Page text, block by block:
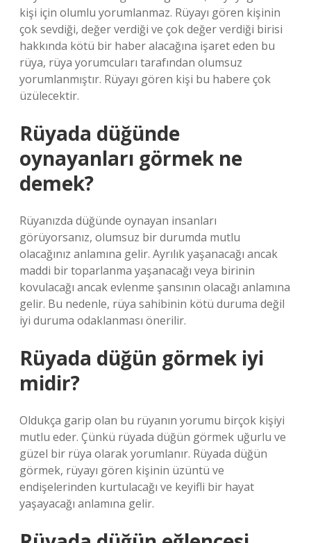
kişi için olumlu yorumlanmaz. Rüyayı gören kişinin
çok sevdiği, değer verdiği ve çok değer verdiği birisi
hakkında kötü bir haber alacağına işaret eden bu
rüya, rüya yorumcuları tarafından olumsuz
yorumlanmıştır. Rüyayı gören kişi bu habere çok
üzülecektir.
Rüyada düğünde
oynayanları görmek ne
demek?
Rüyanızda düğünde oynayan insanları
görüyorsanız, olumsuz bir durumda mutlu
olacağınız anlamına gelir. Ayrılık yaşanacağı ancak
maddi bir toparlanma yaşanacağı veya birinin
kovulacağı ancak evlenme şansının olacağı anlamına
gelir. Bu nedenle, rüya sahibinin kötü duruma değil
iyi duruma odaklanması önerilir.
Rüyada düğün görmek iyi
midir?
Oldukça garip olan bu rüyanın yorumu birçok kişiyi
mutlu eder. Çünkü rüyada düğün görmek uğurlu ve
güzel bir rüya olarak yorumlanır. Rüyada düğün
görmek, rüyayı gören kişinin üzüntü ve
endişelerinden kurtulacağı ve keyifli bir hayat
yaşayacağı anlamına gelir.